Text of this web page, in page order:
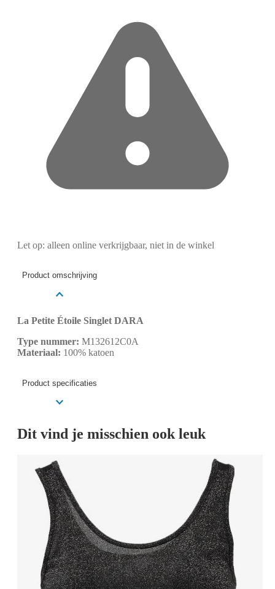
Let op: alleen online verkrijgbaar, niet in de winkel
Product omschrijving
La Petite Étoile Singlet DARA
Type nummer: M132612C0A
Materiaal: 100% katoen
Product specificaties
Dit vind je misschien ook leuk